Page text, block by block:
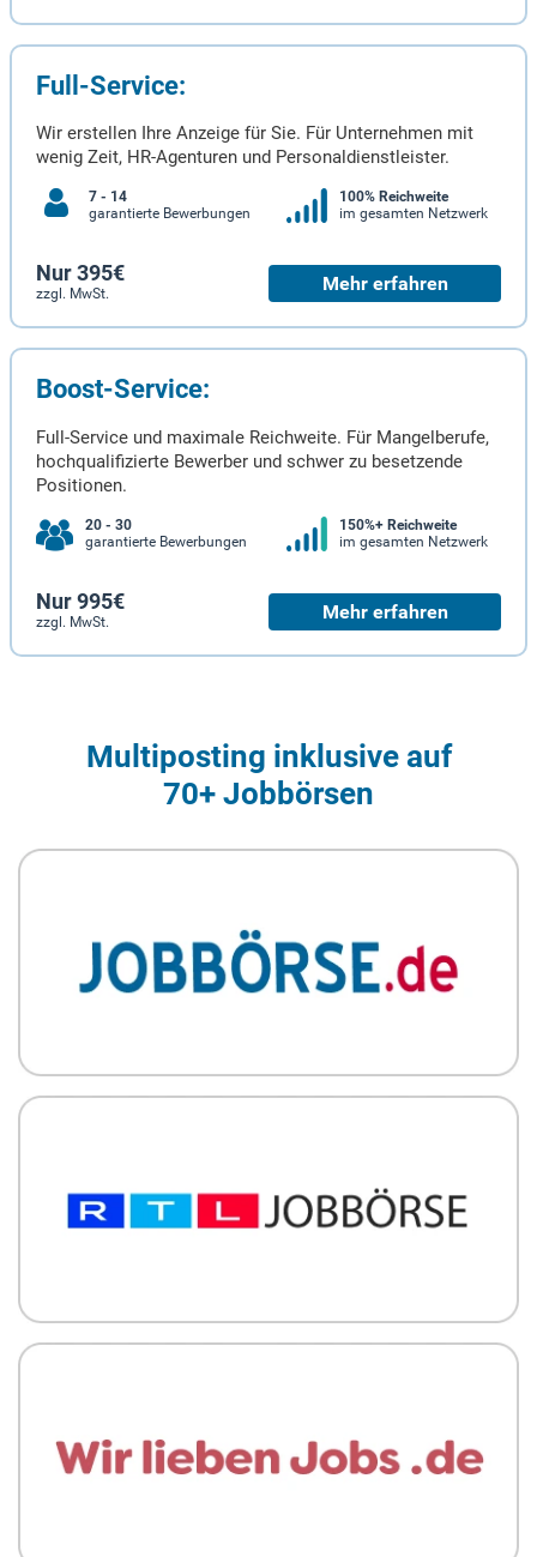
Full-Service:
Wir erstellen Ihre Anzeige für Sie. Für Unternehmen mit
wenig Zeit, HR-Agenturen und Personaldienstleister.
7 - 14
garantierte Bewerbungen
100% Reichweite
im gesamten Netzwerk
Nur 395€
zzgl. MwSt. Mehr erfahren
Boost-Service:
Full-Service und maximale Reichweite. Für Mangelberufe,
hochqualifizierte Bewerber und schwer zu besetzende
Positionen.
20 - 30
garantierte Bewerbungen
150%+ Reichweite
im gesamten Netzwerk
Nur 995€
zzgl. MwSt. Mehr erfahren
Multiposting inklusive auf
70+ Jobbörsen